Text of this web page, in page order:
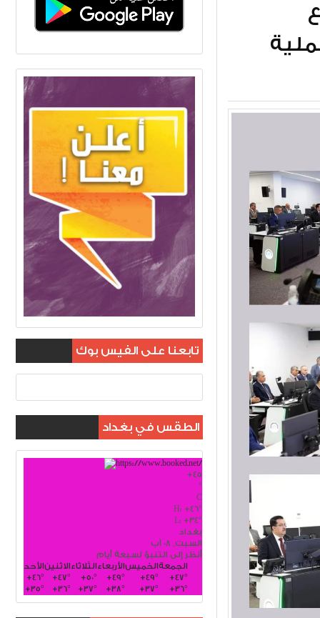
تابعنا على الفيس بوك
الطقس في بغداد
+45
°
C
H: +46°
L: +34°
بغداد
السبت, 08 آب
أنظر إلى التنبؤ لسبعة أيام
الأحدالاثنينالثلاثاءالأربعاءالخميسالجمعة
+46° +47° +50° +49° +49° +47°
+35° +36° +37° +38° +37° +36°